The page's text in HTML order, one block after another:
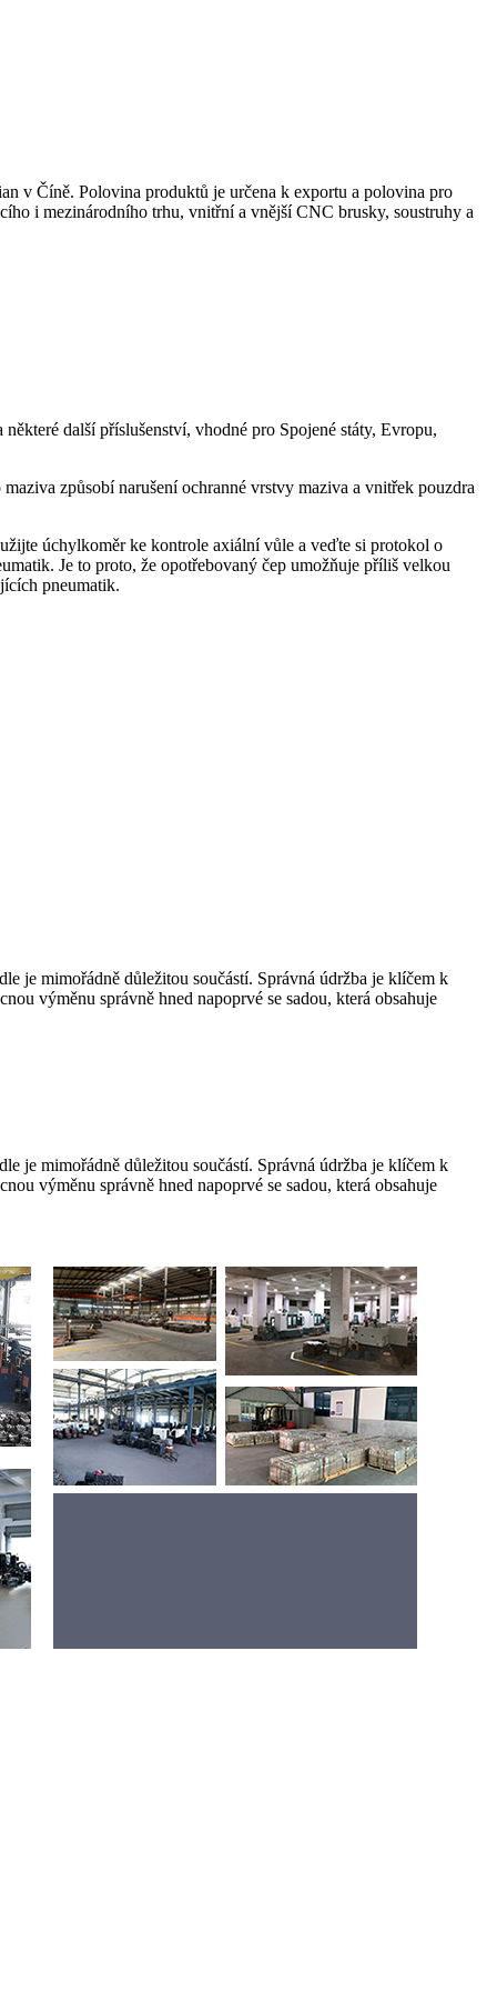
v Číně. Polovina produktů je určena k exportu a polovina pro
i mezinárodního trhu, vnitřní a vnější CNC brusky, soustruhy a
další příslušenství, vhodné pro Spojené státy, Evropu,
způsobí narušení ochranné vrstvy maziva a vnitřek pouzdra
úchylkoměr ke kontrole axiální vůle a veďte si protokol o
Je to proto, že opotřebovaný čep umožňuje příliš velkou
pneumatik.
je mimořádně důležitou součástí. Správná údržba je klíčem k
výměnu správně hned napoprvé se sadou, která obsahuje
je mimořádně důležitou součástí. Správná údržba je klíčem k
výměnu správně hned napoprvé se sadou, která obsahuje